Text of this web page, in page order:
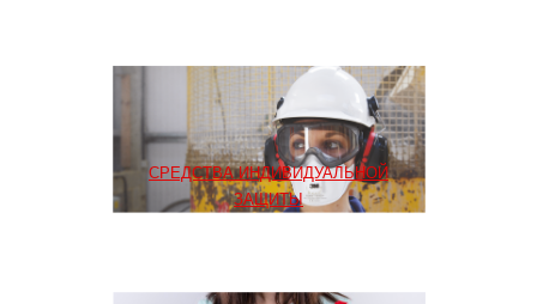
СРЕДСТВА ИНДИВИДУАЛЬНОЙ
ЗАЩИТЫ